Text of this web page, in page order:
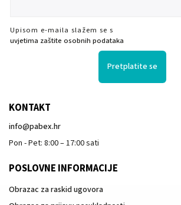
Upisom e-maila slažem se s
uvjetima zaštite osobnih podataka
Pretplatite se
KONTAKT
info@pabex.hr
Pon - Pet: 8:00 – 17:00 sati
POSLOVNE INFORMACIJE
Obrazac za raskid ugovora